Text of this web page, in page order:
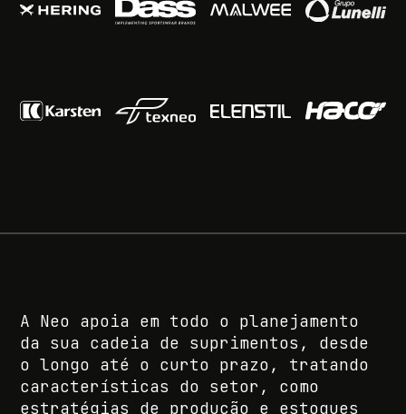
A Neo apoia em todo o planejamento
da sua cadeia de suprimentos, desde
o longo até o curto prazo, tratando
características do setor, como
estratégias de produção e estoques